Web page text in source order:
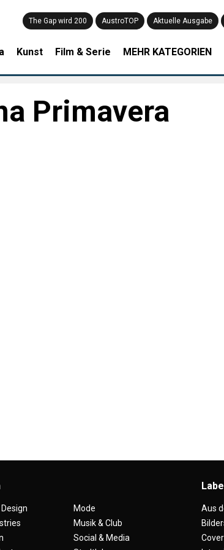
The Gap wird 200 AustroTOP Aktuelle Ausgabe
Kunst Film & Serie MEHR KATEGORIEN
Primavera
Mode
Musik & Club
Social & Media
Aus